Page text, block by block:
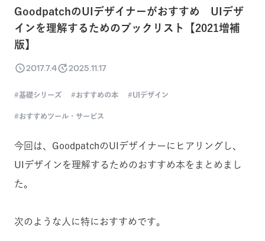
GoodpatchのUIデザイナーがおすすめ UIデザ
インを理解するためのブックリスト【2021増補
版】
2017.7.4 2025.11.17
基礎シリーズ おすすめの本 UIデザイン
おすすめツール・サービス
今回は、GoodpatchのUIデザイナーにヒアリングし、
UIデザインを理解するためのおすすめ本をまとめまし
た。
次のような人に特におすすめです。